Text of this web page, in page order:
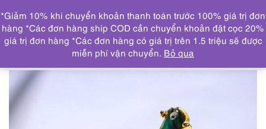
DANH MỤC
Trang chủ TRANG SỨC KHUYÊN TAI
0983-Ghim cài
áo-Gold plated dragonfly brooch-Khá mới
*Giảm 10% khi chuyển khoản thanh toán trước 100% giá trị đơn
hàng *Các đơn hàng ship COD cần chuyển khoản đặt cọc 20%
giá trị đơn hàng *Các đơn hàng có giá trị trên 1.5 triệu sẽ được
miễn phí vận chuyển. Bỏ qua